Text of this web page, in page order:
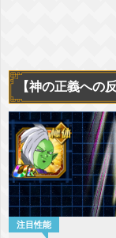
【神の正義への